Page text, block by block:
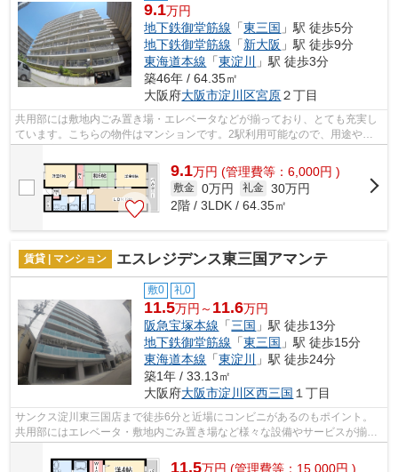
9.1万円
地下鉄御堂筋線 「東三国 」駅 徒歩5分
地下鉄御堂筋線 「新大阪 」駅 徒歩9分
東海道本線 「東淀川
」駅 徒歩3分
築46年 / 64.35㎡
大阪府大阪市淀川区宮原２丁目
共用部には敷地内ごみ置き場・エレベータなどが揃っており、とても充実し
ています。こちらの物件はマンションです。2駅利用可能なので、用途や行
9.1万円 (管理費等：6,000円 )
敷金 0万円 礼金 30万円
2階 / 3LDK / 64.35㎡
賃貸 | マンション エスレジデンス東三国アマンテ
敷0 礼0
11.5万円～ 11.6万円
阪急宝塚本線 「三国 」駅 徒歩13分
地下鉄御堂筋線 「東三国 」駅 徒歩15分
東海道本線 「東淀川
」駅 徒歩24分
築1年 / 33.13㎡
大阪府大阪市淀川区西三国 １丁目
サンクス淀川東三国店まで徒歩6分と近場にコンビニがあるのもポイント。
共用部にはエレベータ・敷地内ごみ置き場など様々な設備やサービスが揃っ
ているので便利です。物件は通風良好な...
11.5万円 (管理費等：15,000円 )